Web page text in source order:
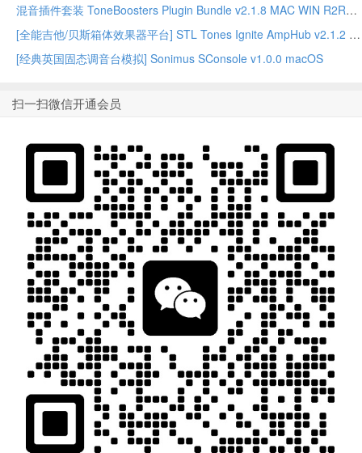
混音插件套装 ToneBoosters Plugin Bundle v2.1.8 MAC WIN R2R版本
[全能吉他/贝斯箱体效果器平台] STL Tones Ignite AmpHub v2.1.2 2026.07 WiN – ItUsed
[经典英国固态调音台模拟] Sonimus SConsole v1.0.0 macOS
扫一扫微信开通会员